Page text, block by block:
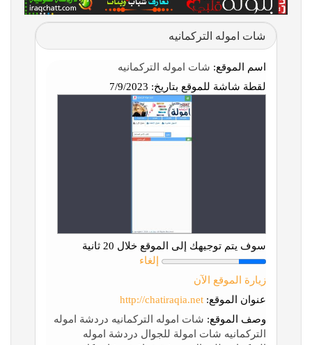
شات اموله التركمانيه
اسم الموقع: شات اموله التركمانيه
لقطة شاشة للموقع بتاريخ:
سوف يتم توجيهك إلى الموقع خلال 20 ثانية
إلغاء
زيارة الموقع الآن
عنوان الموقع: http://chatiraqia.net
وصف الموقع: شات اموله التركمانيه دردشة اموله
التركمانيه شات امولة للجوال دردشة اموله